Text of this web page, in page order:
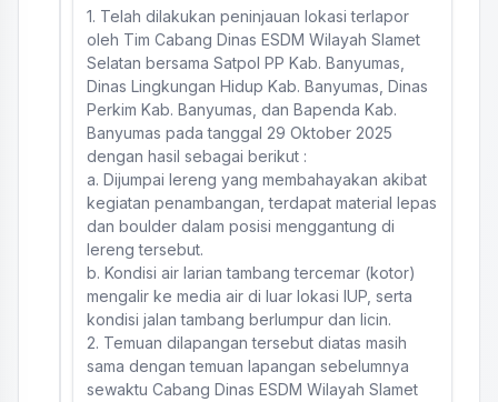
1. Telah dilakukan peninjauan lokasi terlapor
oleh Tim Cabang Dinas ESDM Wilayah Slamet
Selatan bersama Satpol PP Kab. Banyumas,
Dinas Lingkungan Hidup Kab. Banyumas, Dinas
Perkim Kab. Banyumas, dan Bapenda Kab.
Banyumas pada tanggal 29 Oktober 2025
dengan hasil sebagai berikut :
a. Dijumpai lereng yang membahayakan akibat
kegiatan penambangan, terdapat material lepas
dan boulder dalam posisi menggantung di
lereng tersebut.
b. Kondisi air larian tambang tercemar (kotor)
mengalir ke media air di luar lokasi IUP, serta
kondisi jalan tambang berlumpur dan licin.
2. Temuan dilapangan tersebut diatas masih
sama dengan temuan lapangan sebelumnya
sewaktu Cabang Dinas ESDM Wilayah Slamet